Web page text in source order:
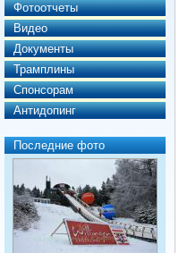
Фотоотчеты
Видео
Документы
Трамплины
Спонсорам
Антидопинг
Последние фото